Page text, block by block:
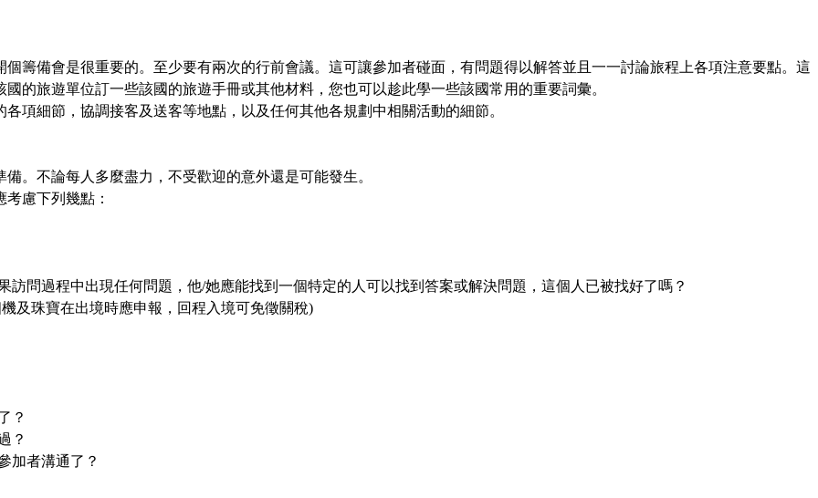
籌備會是很重要的。至少要有兩次的行前會議。這可讓參加者碰面，有問題得以解答並且一一討論旅程上各項注意要點。這
的旅遊單位訂一些該國的旅遊手冊或其他材料，您也可以趁此學一些該國常用的重要詞彙。
項細節，協調接客及送客等地點，以及任何其他各規劃中相關活動的細節。
。不論每人多麼盡力，不受歡迎的意外還是可能發生。
慮下列幾點：
訪問過程中出現任何問題，他/她應能找到一個特定的人可以找到答案或解決問題，這個人已被找好了嗎？
及珠寶在出境時應申報，回程入境可免徵關稅)
？
？
加者溝通了？